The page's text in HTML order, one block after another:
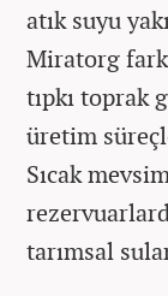
atık suyu
Miratorg
tıpkı toprak
üretim
Sıcak
tarımsal